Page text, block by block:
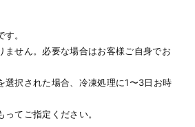
。
ません。必要な場合はお客様ご自身でお
選択された場合、冷凍処理に1〜3日お時
てご指定ください。